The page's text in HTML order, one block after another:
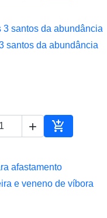
Vista rápida
santos da abundância
 
Adicionar
Vista rápida
e veneno de víbora